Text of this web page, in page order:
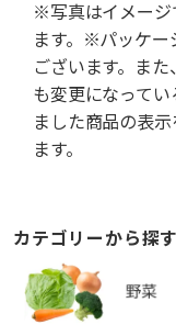
※写真はイメージ
ます。※パッケー
ございます。ま
も変更になって
ました商品の表
ます。
カテゴリーから探す